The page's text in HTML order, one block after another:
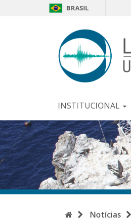
BRASIL
INSTITUCIONAL
InícioNotícias